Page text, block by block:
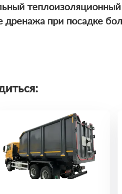
дренажа при посадке